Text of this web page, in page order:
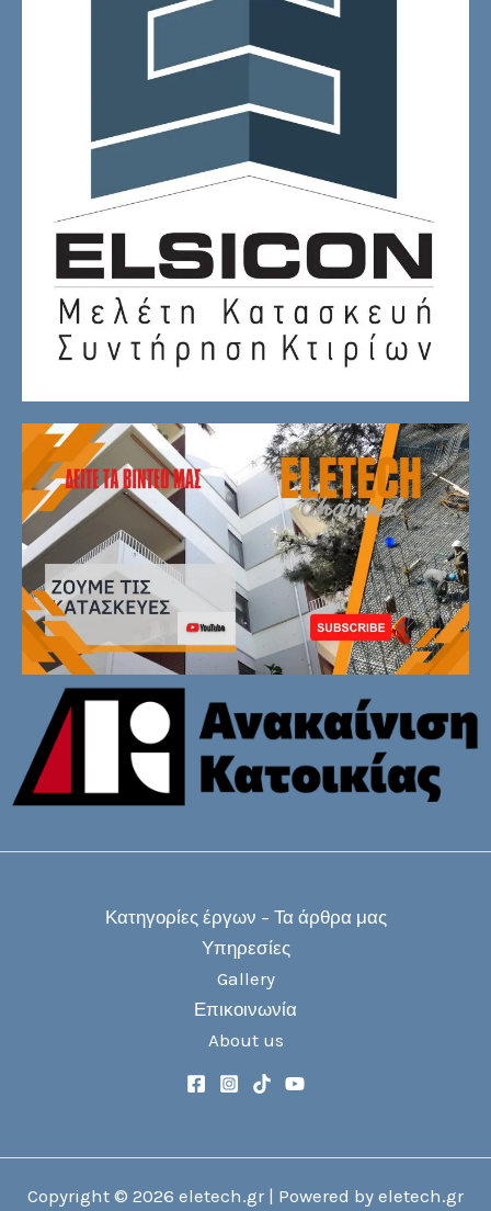
Κατηγορίες έργων – Τα άρθρα μας
Υπηρεσίες
Gallery
Επικοινωνία
About us
Copyright © 2026 eletech.gr | Powered by eletech.gr